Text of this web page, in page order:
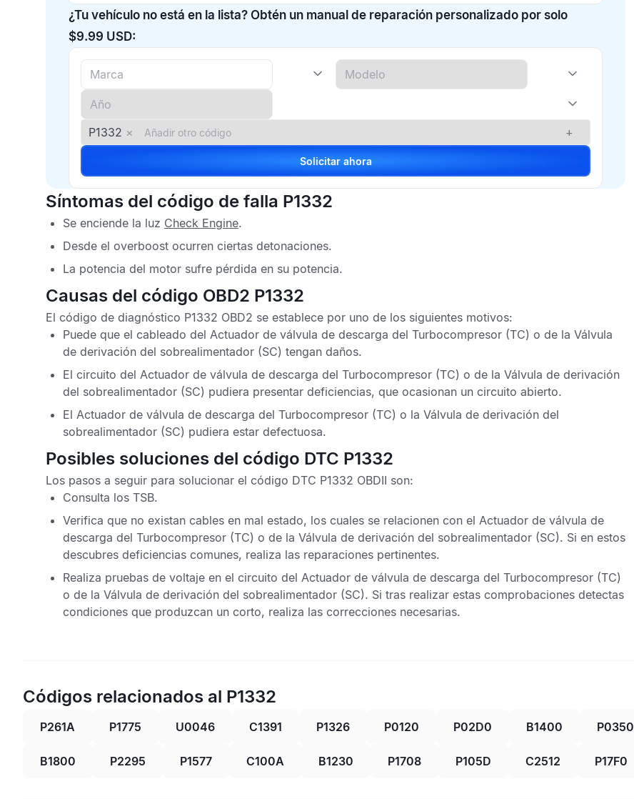
¿Tu vehículo no está en la lista? Obtén un manual de reparación personalizado por solo
$9.99 USD:
P1332 × +
Solicitar ahora
Síntomas del código de falla P1332
Se enciende la luz Check Engine.
Desde el overboost ocurren ciertas detonaciones.
La potencia del motor sufre pérdida en su potencia.
Causas del código OBD2 P1332
El código de diagnóstico P1332 OBD2 se establece por uno de los siguientes motivos:
Puede que el cableado del Actuador de válvula de descarga del Turbocompresor (TC) o de la Válvula
de derivación del sobrealimentador (SC) tengan daños.
El circuito del Actuador de válvula de descarga del Turbocompresor (TC) o de la Válvula de derivación
del sobrealimentador (SC) pudiera presentar deficiencias, que ocasionan un circuito abierto.
El Actuador de válvula de descarga del Turbocompresor (TC) o la Válvula de derivación del
sobrealimentador (SC) pudiera estar defectuosa.
Posibles soluciones del código DTC P1332
Los pasos a seguir para solucionar el código DTC P1332 OBDII son:
Consulta los TSB.
Verifica que no existan cables en mal estado, los cuales se relacionen con el Actuador de válvula de
descarga del Turbocompresor (TC) o de la Válvula de derivación del sobrealimentador (SC). Si en estos
descubres deficiencias comunes, realiza las reparaciones pertinentes.
Realiza pruebas de voltaje en el circuito del Actuador de válvula de descarga del Turbocompresor (TC)
o de la Válvula de derivación del sobrealimentador (SC). Si tras realizar estas comprobaciones detectas
condiciones que produzcan un corto, realiza las correcciones necesarias.
Códigos relacionados al P1332
P261A P1775 U0046 C1391 P1326 P0120 P02D0 B1400 P0350
B1800 P2295 P1577 C100A B1230 P1708 P105D C2512 P17F0